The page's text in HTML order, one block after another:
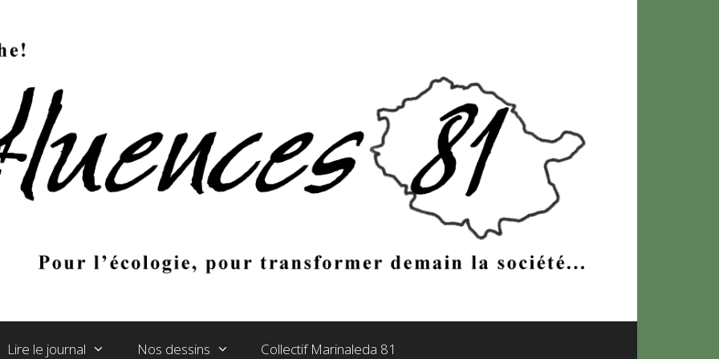
Lire le journal Nos dessins Collectif Marinaleda 81